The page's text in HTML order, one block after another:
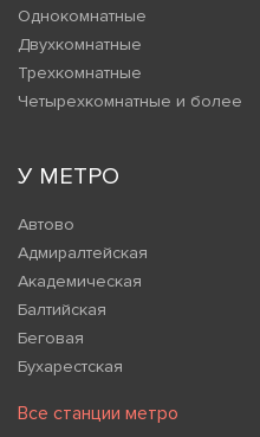
Однокомнатные
Двухкомнатные
Трехкомнатные
Четырехкомнатные и более
У МЕТРО
Автово
Адмиралтейская
Академическая
Балтийская
Беговая
Бухарестская
Все станции метро